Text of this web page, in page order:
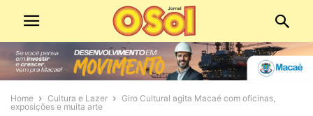
Home Cultura e Lazer
Giro Cultural agita Macaé com oficinas,
exposições e muita arte